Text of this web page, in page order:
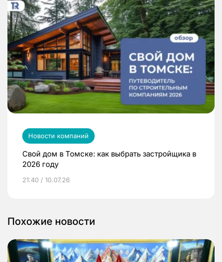
Новости компаний
Свой дом в Томске: как выбрать застройщика в
2026 году
21:40 / 10.07.26
Похожие новости